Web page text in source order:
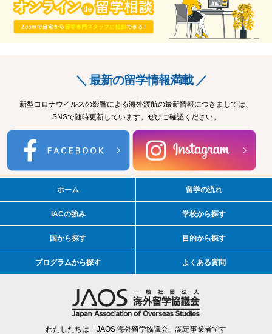
＼ 最新の留学情報満載 ／
新型コロナウイルスの影響による海外渡航の最新情報につきましては、
SNSで随時更新しています。ぜひご確認ください。
ホーム 留学の流れ
IACの強み 学校から探す
国から探す 目的から探す
プログラムから探す よくある質問
わたしたちは「JAOS 海外留学協議会」認定事業者です